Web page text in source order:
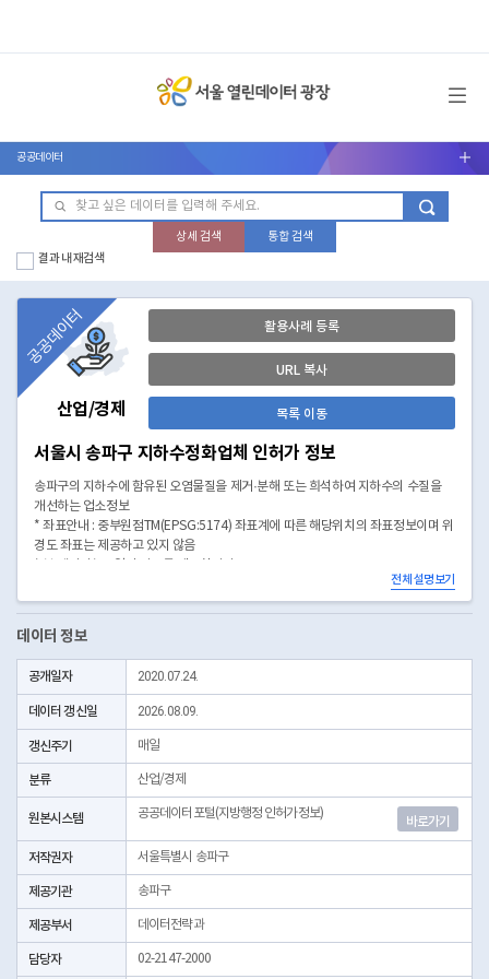
메뉴 열기
공공데이터 서브메뉴 열기
상세 검색
통합 검색
결과 내 재검색
산업/경제
공공데이터 활용사례 등록
URL 복사
목록 이동
서울시 송파구 지하수정화업체 인허가 정보
송파구의 지하수에 함유된 오염물질을 제거·분해 또는 희석하여 지하수의 수질을
개선하는 업소정보
* 좌표안내 : 중부원점TM(EPSG:5174) 좌표계에 따른 해당위치의 좌표정보이며 위
경도 좌표는 제공하고 있지 않음
* 시군구코드명은 "서울특별시 자치구 기관코드" 데이터셋에서 확인 가능합니다.
(https://data.seoul.go.kr/dataList/OA-22872/S/1/datasetView.do)
전체 설명보기
데이터 정보
공개일자 2020.07.24.
데이터 갱신일 2026.08.09.
갱신주기 매일
분류 산업/경제
원본시스템 공공데이터포털(지방행정 인허가정보)
바로가기
저작권자 서울특별시 송파구
제공기관 송파구
제공부서 데이터전략과
담당자 02-2147-2000